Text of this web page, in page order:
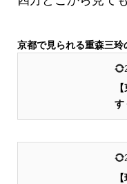
京都で見られる重森三玲
す